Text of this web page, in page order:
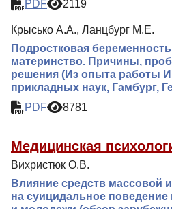
PDF
2119
Крысько А.А., Ланцбург М.Е.
Подростковая
материнство. Причины,
решения (Из опыта работы
прикладных наук, Гамбург,
PDF
8781
Медицинская
Вихристюк О.В.
Влияние средств массовой
на суицидальное поведение